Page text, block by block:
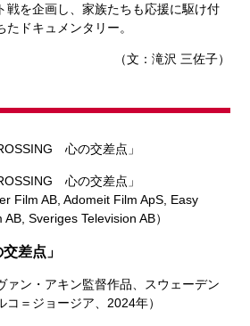
戦を企画し、家族たちも応援に駆け付
ドキュメンタリー。
（文：滝沢 三佐子）
Film AB, Adomeit Film ApS, Easy
Sveriges Television AB）
差点」
ァン・アキン監督作品、スウェーデン
コ＝ジョージア、2024年）